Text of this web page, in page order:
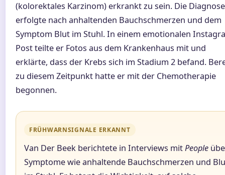
(kolorektales Karzinom) erkrankt zu sein. Die Diagnose
erfolgte nach anhaltenden Bauchschmerzen und dem
Symptom Blut im Stuhl. In einem emotionalen
Post teilte er Fotos aus dem Krankenhaus mit und
erklärte, dass der Krebs sich im Stadium 2 befand.
zu diesem Zeitpunkt hatte er mit der Chemotherapie
begonnen.
FRÜHWARNSIGNALE ERKANNT
Van Der Beek berichtete in Interviews mitPeople
Symptome wie anhaltende Bauchschmerzen und